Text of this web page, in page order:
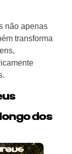
não apenas
transforma
dos